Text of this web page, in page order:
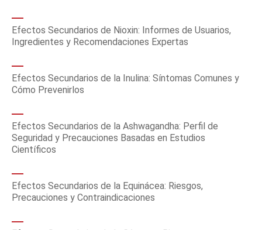
Efectos Secundarios de Nioxin: Informes de Usuarios,
Ingredientes y Recomendaciones Expertas
Efectos Secundarios de la Inulina: Síntomas Comunes y
Cómo Prevenirlos
Efectos Secundarios de la Ashwagandha: Perfil de
Seguridad y Precauciones Basadas en Estudios
Científicos
Efectos Secundarios de la Equinácea: Riesgos,
Precauciones y Contraindicaciones